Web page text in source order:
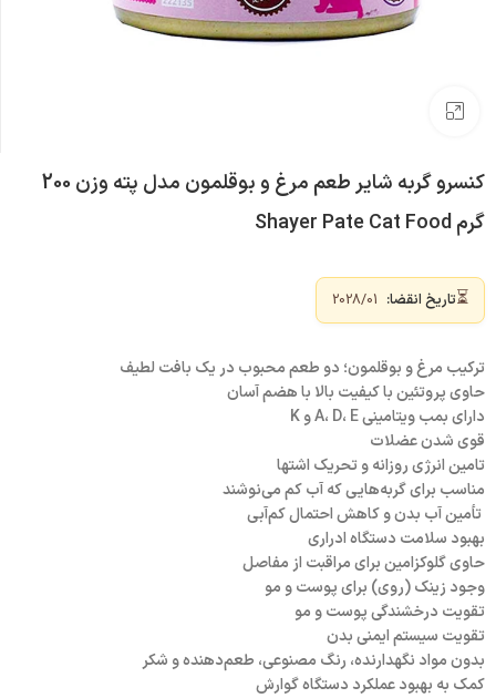
کنسرو گربه شایر طعم مرغ و بوقلمون مدل پته وزن 200
گرم Shayer Pate Cat Food
⏳تاریخ انقضا:
ترکیب مرغ و بوقلمون؛ دو طعم محبوب در یک بافت لطیف
حاوی پروتئین با کیفیت بالا با هضم آسان
دارای بمب ویتامینی A، D، E و K
قوی شدن عضلات
تامین انرژی روزانه‌ و تحریک اشتها
مناسب برای گربه‌هایی که آب کم می‌نوشند
تأمین آب بدن و کاهش احتمال کم‌آبی
بهبود سلامت دستگاه ادراری
حاوی گلوکزامین برای مراقبت از مفاصل
وجود زینک (روی) برای پوست و مو
تقویت درخشندگی پوست و مو
تقویت سیستم ایمنی بدن
بدون مواد نگهدارنده، رنگ مصنوعی، طعم‌دهنده و شکر
کمک به بهبود عملکرد دستگاه گوارش